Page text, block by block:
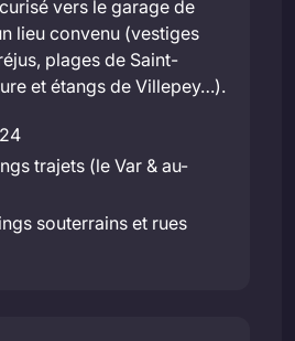
vers le garage de
lieu convenu (vestiges
plages de Saint-
et étangs de Villepey…).
trajets (le Var & au-
souterrains et rues